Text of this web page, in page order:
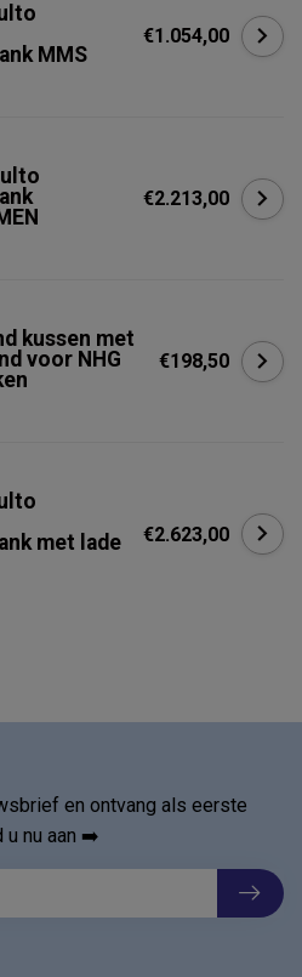
MMS
€1.054,00
€2.213,00
kussen met
voor NHG
€198,50
met lade
€2.623,00
en ontvang als eerste
u nu aan ➡️